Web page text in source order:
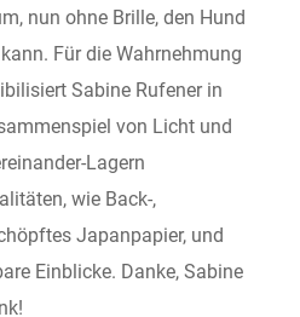
nun ohne Brille, den Hund
Für die Wahrnehmung
Sabine Rufener in
von Licht und
Lagern
wie Back-,
Japanpapier, und
Einblicke. Danke, Sabine